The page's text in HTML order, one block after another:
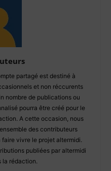
partagé est destiné à
et non réccurents
nombre de publications ou
pourra être créé pour le
A cette occasion, nous
des contributeurs
vivre le projet altermidi.
publiées par altermidi
la rédaction.